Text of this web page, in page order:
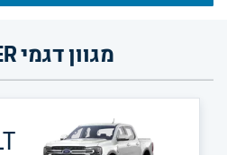
מגוון דגמי RANGER